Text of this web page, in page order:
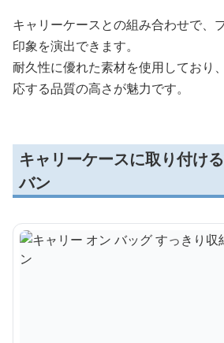
キャリーケースとの組み合わせで、
印象を演出できます。
耐久性に優れた素材を使用しており
応する品質の高さが魅力です。
キャリーケースに取り付け
バン